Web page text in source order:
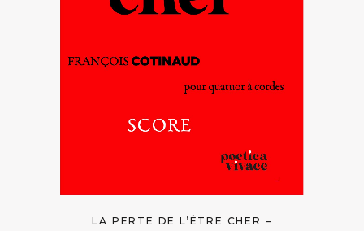
LA PERTE DE L’ÊTRE CHER –